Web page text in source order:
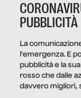
PUBBLICITÀ
La
l’emergenza. E
pubblicità e la
rosso che dalle
davvero migliori,